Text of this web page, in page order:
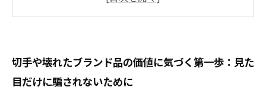
壊れたブランド品でも諦めない！価値を引き出
ランド品の価格変動の裏側
成功体験から学ぶ！価値を見逃さずに高額査定
切手や壊れたブランド品の価値に気づく第一歩：見た
目だけに騙されないために